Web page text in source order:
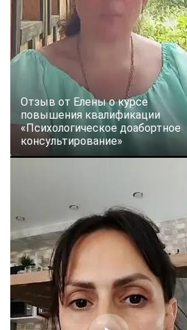
Отзыв от Елены о курсе
повышения квалификации
«Психологическое доабортное
консультирование»
ChatApp